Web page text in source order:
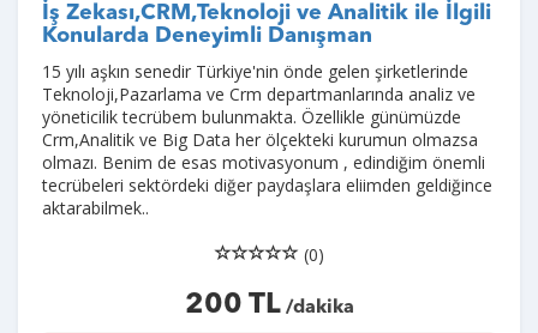
İş Zekası,CRM,Teknoloji ve Analitik ile İlgili
Konularda Deneyimli Danışman
15 yılı aşkın senedir Türkiye'nin önde gelen şirketlerinde
Teknoloji,Pazarlama ve Crm departmanlarında analiz ve
yöneticilik tecrübem bulunmakta. Özellikle günümüzde
Crm,Analitik ve Big Data her ölçekteki kurumun olmazsa
olmazı. Benim de esas motivasyonum , edindiğim önemli
tecrübeleri sektördeki diğer paydaşlara eliimden geldiğince
aktarabilmek..
(0)
200 TL/dakika